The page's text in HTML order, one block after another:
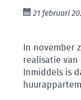
21 februari
In november
realisatie
Inmiddels is